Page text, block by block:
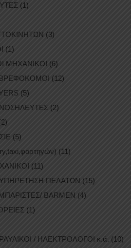
(1)
(3)
(1)
ΜΗΧΑΝΙΚΟΙ (6)
ΒΡΕΦΟΚΟΜΟΙ (12)
(5)
(2)
(5)
(11)
(11)
ΠΕΛΑΤΩΝ (15)
BARMEN (4)
(1)
/ ΗΛΕΚΤΡΟΛΟΓΟΙ κ.ά. (10)